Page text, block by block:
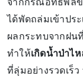
ได้พัดถล่มเข้าปร
ผลกระทบจากฝน
ทำให้เกิดน้ำป่าไ
ที่ลุ่มอย่างรวดเร็